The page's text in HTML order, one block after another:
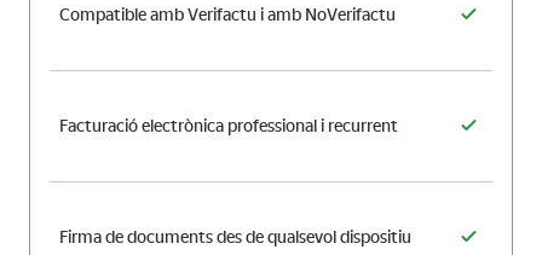
Compatible amb Verifactu i amb NoVerifactu
Facturació electrònica professional i recurrent
Firma de documents des de qualsevol dispositiu